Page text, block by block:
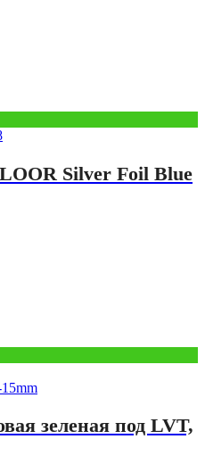
Silver Foil Blue
зеленая под LVT,